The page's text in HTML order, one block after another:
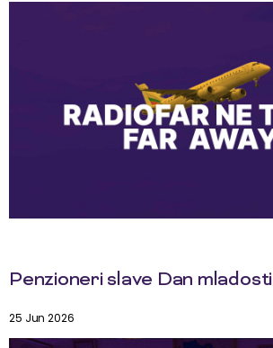
Penzioneri slave Dan mladosti
25 Jun 2026